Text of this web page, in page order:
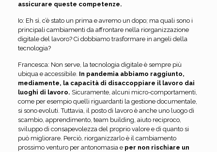
assicurare queste competenze.
Io: Eh sì, c’è stato un prima e avremo un dopo; ma quali sono i
principali cambiamenti da affrontare nella riorganizzazione
digitale del lavoro? Ci dobbiamo trasformare in angeli della
tecnologia?
Francesca: Non serve, la tecnologia digitale è sempre più
ubiqua e accessibile. In pandemia abbiamo raggiunto,
mediamente, la capacità di disaccoppiare il lavoro dai
luoghi di lavoro. Sicuramente, alcuni micro-comportamenti,
come per esempio quelli riguardanti la gestione documentale,
si sono evoluti. Tuttavia, il posto di lavoro è anche uno luogo di
scambio, apprendimento, team building, aiuto reciproco,
sviluppo di consapevolezza del proprio valore e di quanto si
può migliorare. Perciò, riorganizzarlo è il cambiamento
prossimo venturo per antonomasia e per non rischiare un